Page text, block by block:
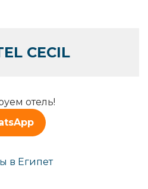
CECIL
отель!
в Египет